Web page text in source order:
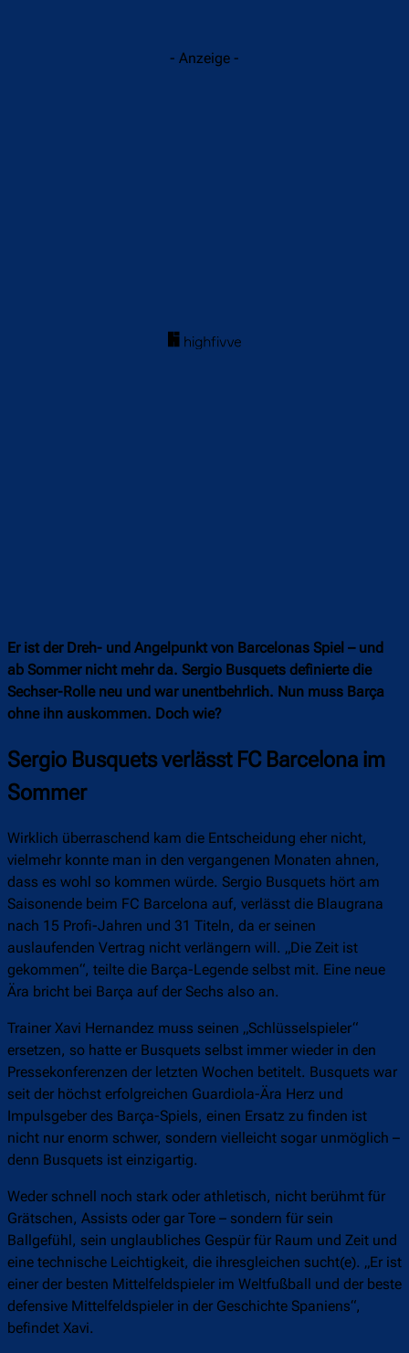
- Anzeige -
Er ist der Dreh- und Angelpunkt von Barcelonas Spiel – und
ab Sommer nicht mehr da. Sergio Busquets definierte die
Sechser-Rolle neu und war unentbehrlich. Nun muss Barça
ohne ihn auskommen. Doch wie?
Sergio Busquets verlässt FC Barcelona im
Sommer
Wirklich überraschend kam die Entscheidung eher nicht,
vielmehr konnte man in den vergangenen Monaten ahnen,
dass es wohl so kommen würde. Sergio Busquets hört am
Saisonende beim FC Barcelona auf, verlässt die Blaugrana
nach 15 Profi-Jahren und 31 Titeln, da er seinen
auslaufenden Vertrag nicht verlängern will. „Die Zeit ist
gekommen“, teilte die Barça-Legende selbst mit. Eine neue
Ära bricht bei Barça auf der Sechs also an.
Trainer Xavi Hernandez muss seinen „Schlüsselspieler“
ersetzen, so hatte er Busquets selbst immer wieder in den
Pressekonferenzen der letzten Wochen betitelt. Busquets war
seit der höchst erfolgreichen Guardiola-Ära Herz und
Impulsgeber des Barça-Spiels, einen Ersatz zu finden ist
nicht nur enorm schwer, sondern vielleicht sogar unmöglich –
denn Busquets ist einzigartig.
Weder schnell noch stark oder athletisch, nicht berühmt für
Grätschen, Assists oder gar Tore – sondern für sein
Ballgefühl, sein unglaubliches Gespür für Raum und Zeit und
eine technische Leichtigkeit, die ihresgleichen sucht(e). „Er ist
einer der besten Mittelfeldspieler im Weltfußball und der beste
defensive Mittelfeldspieler in der Geschichte Spaniens“,
befindet Xavi.